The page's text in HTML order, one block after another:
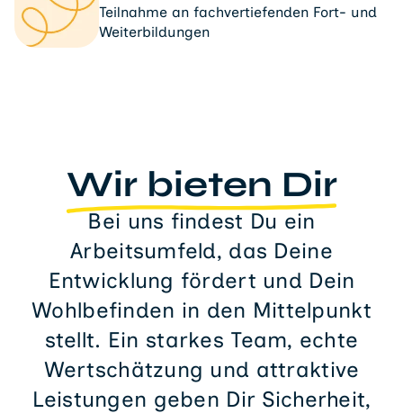
Teilnahme an fachvertiefenden Fort- und
Weiterbildungen
Wir bieten Dir
Bei uns findest Du ein
Arbeitsumfeld, das Deine
Entwicklung fördert und Dein
Wohlbefinden in den Mittelpunkt
stellt. Ein starkes Team, echte
Wertschätzung und attraktive
Leistungen geben Dir Sicherheit,